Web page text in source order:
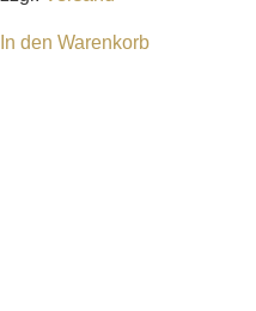
In den Warenkorb